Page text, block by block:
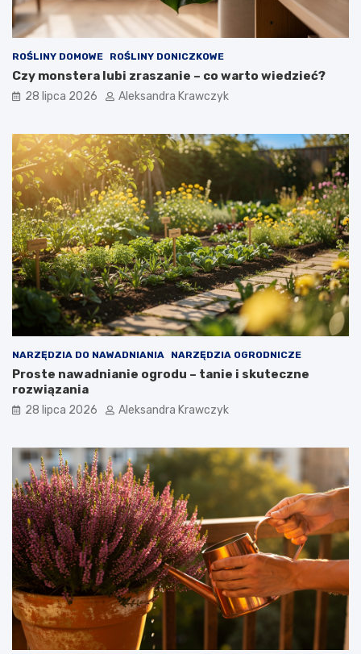
ROŚLINY DOMOWE ROŚLINY DONICZKOWE
Czy monstera lubi zraszanie – co warto wiedzieć?
28 lipca 2026 Aleksandra Krawczyk
NARZĘDZIA DO NAWADNIANIA NARZĘDZIA OGRODNICZE
Proste nawadnianie ogrodu – tanie i skuteczne
rozwiązania
28 lipca 2026 Aleksandra Krawczyk